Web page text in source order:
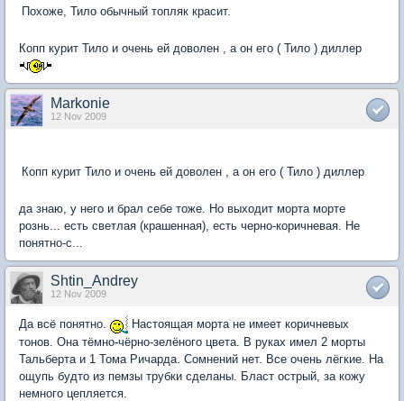
Похоже, Тило обычный топляк красит.
Копп курит Тило и очень ей доволен , а он его ( Тило ) диллер
Markonie
12 Nov 2009
Копп курит Тило и очень ей доволен , а он его ( Тило ) диллер
да знаю, у него и брал себе тоже. Но выходит морта морте
рознь... есть светлая (крашенная), есть черно-коричневая. Не
понятно-с...
Shtin_Andrey
12 Nov 2009
Да всё понятно.
Настоящая морта не имеет коричневых
тонов. Она тёмно-чёрно-зелёного цвета. В руках имел 2 морты
Тальберта и 1 Тома Ричарда. Сомнений нет. Все очень лёгкие. На
ощупь будто из пемзы трубки сделаны. Бласт острый, за кожу
немного цепляется.